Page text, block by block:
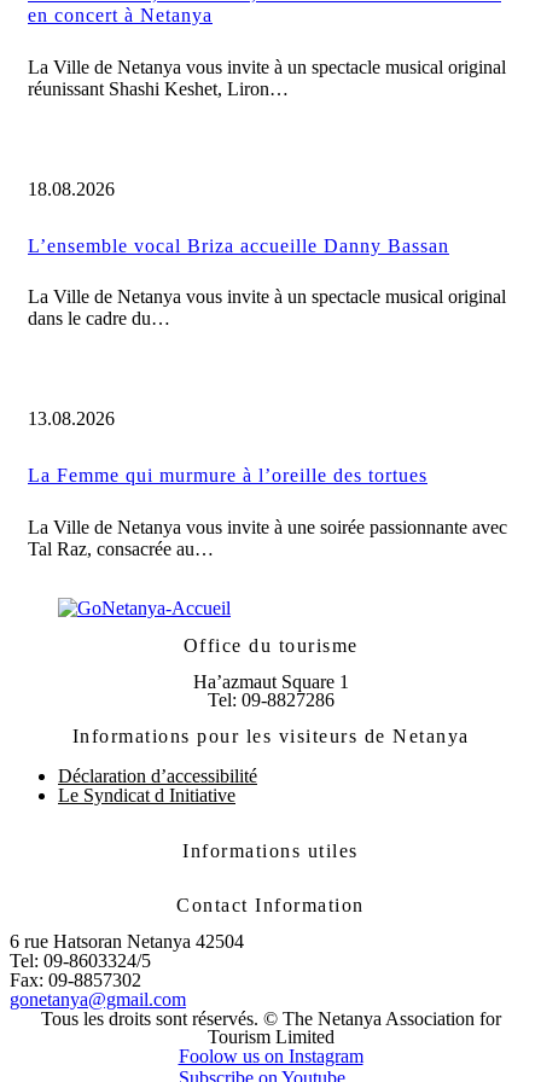
en concert à Netanya
La Ville de Netanya vous invite à un spectacle musical original
réunissant Shashi Keshet, Liron…
18.08.2026
L’ensemble vocal Briza accueille Danny Bassan
La Ville de Netanya vous invite à un spectacle musical original
dans le cadre du…
13.08.2026
La Femme qui murmure à l’oreille des tortues
La Ville de Netanya vous invite à une soirée passionnante avec
Tal Raz, consacrée au…
Office du tourisme
Ha’azmaut Square 1
Tel: 09-8827286
Informations pour les visiteurs de Netanya
Déclaration d’accessibilité
Le Syndicat d Initiative
Informations utiles
Contact Information
6 rue Hatsoran Netanya 42504
Tel: 09-8603324/5
Fax: 09-8857302
gonetanya@gmail.com
Tous les droits sont réservés. © The Netanya Association for
Tourism Limited
Foolow us on Instagram
Subscribe on Youtube